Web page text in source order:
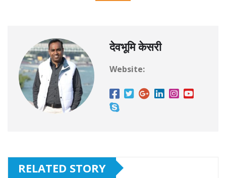
देवभूमि केसरी
Website:
RELATED STORY